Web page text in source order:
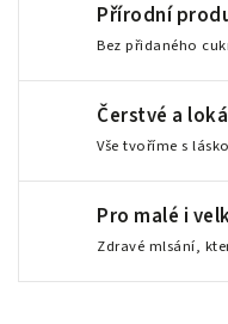
Přírodní
Bez přidaného
Čerstvé a
Vše tvoříme s
Pro malé i
Zdravé mlsání,